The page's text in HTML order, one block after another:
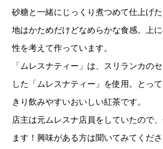
砂糖と一緒にじっくり煮つめて仕上げ
地はかためだけどなめらかな食感。上
性を考えて作っています。
「ムレスナティー」は、スリランカの
した「ムレスナティー」を使用。とっ
きり飲みやすいおいしい紅茶です。
店主は元ムレスナ店員をしていたので
ます！興味がある方は聞いてみてくださ